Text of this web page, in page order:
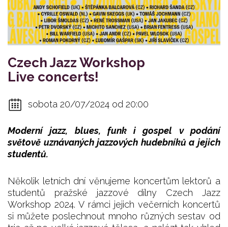
Czech Jazz Workshop
Live concerts!
sobota 20/07/2024 od 20:00
Moderní jazz, blues, funk i gospel v podání
světově uznávaných jazzových hudebníků a jejich
studentů.
Několik letních dní věnujeme koncertům lektorů a
studentů pražské jazzové dílny Czech Jazz
Workshop 2024. V rámci jejich večerních koncertů
si můžete poslechnout mnoho různých sestav od